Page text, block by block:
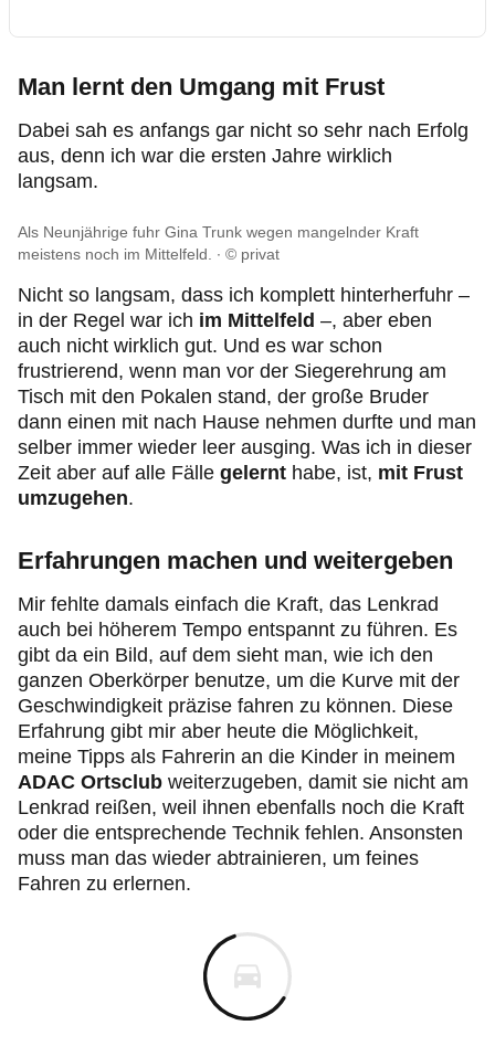
Man lernt den Umgang mit Frust
Dabei sah es anfangs gar nicht so sehr nach Erfolg
aus, denn ich war die ersten Jahre wirklich
langsam.
Als Neunjährige fuhr Gina Trunk wegen mangelnder Kraft
meistens noch im Mittelfeld.
© privat
Nicht so langsam, dass ich komplett hinterherfuhr –
in der Regel war ich im Mittelfeld –, aber eben
auch nicht wirklich gut. Und es war schon
frustrierend, wenn man vor der Siegerehrung am
Tisch mit den Pokalen stand, der große Bruder
dann einen mit nach Hause nehmen durfte und man
selber immer wieder leer ausging. Was ich in dieser
Zeit aber auf alle Fälle gelernt habe, ist, mit Frust
umzugehen.
Erfahrungen machen und weitergeben
Mir fehlte damals einfach die Kraft, das Lenkrad
auch bei höherem Tempo entspannt zu führen. Es
gibt da ein Bild, auf dem sieht man, wie ich den
ganzen Oberkörper benutze, um die Kurve mit der
Geschwindigkeit präzise fahren zu können. Diese
Erfahrung gibt mir aber heute die Möglichkeit,
meine Tipps als Fahrerin an die Kinder in meinem
ADAC Ortsclub weiterzugeben, damit sie nicht am
Lenkrad reißen, weil ihnen ebenfalls noch die Kraft
oder die entsprechende Technik fehlen. Ansonsten
muss man das wieder abtrainieren, um feines
Fahren zu erlernen.